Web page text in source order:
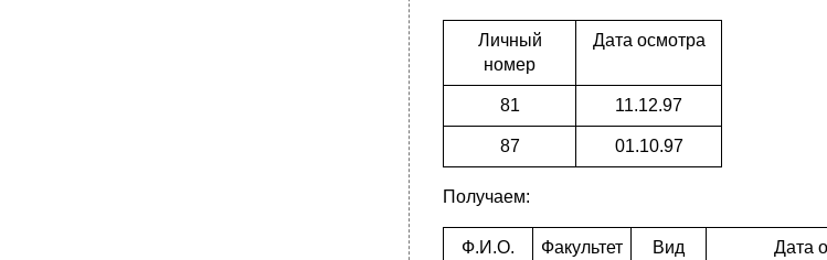
Личный
номер
Дата осмотра
81 11.12.97
87 01.10.97
Получаем:
Ф.И.О. Факультет
Вид
Дата